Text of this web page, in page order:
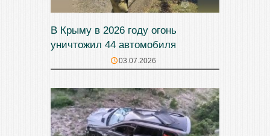
В Крыму в 2026 году огонь
уничтожил 44 автомобиля
03.07.2026